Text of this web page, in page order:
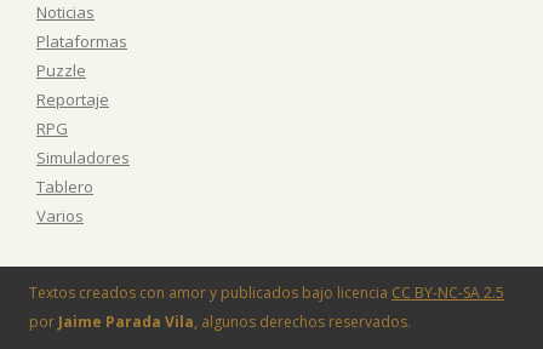
Noticias
Plataformas
Puzzle
Reportaje
RPG
Simuladores
Tablero
Varios
Textos creados con amor y publicados bajo licencia CC BY-NC-SA 2.5
porJaime Parada Vila, algunos derechos reservados.